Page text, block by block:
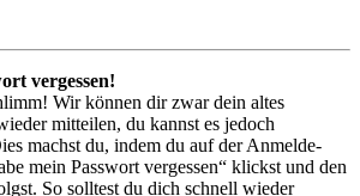
vergessen!
Wir können dir zwar dein altes
mitteilen, du kannst es jedoch
machst du, indem du auf der Anmelde-
mein Passwort vergessen“ klickst und den
So solltest du dich schnell wieder